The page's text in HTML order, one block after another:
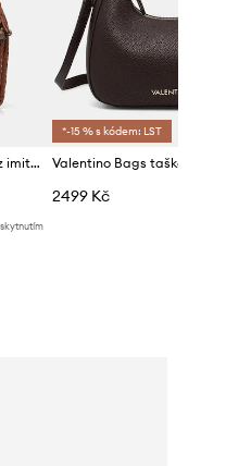
Valentino Bags taška dámská z imitace kůže GEA
*-15 % s kódem: LST
2499 Kč